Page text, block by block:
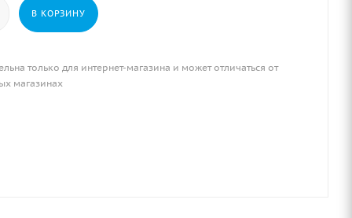
В КОРЗИНУ
только для интернет-магазина и может отличаться от
магазинах